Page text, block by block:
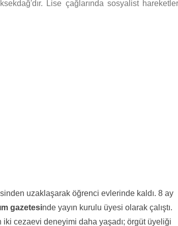
Lise çağlarında sosyalist
uzaklaşarak öğrenci evlerinde kaldı. 8 ay
gazetesinde yayın kurulu üyesi olarak çalıştı.
iki cezaevi deneyimi daha yaşadı; örgüt üyeliği